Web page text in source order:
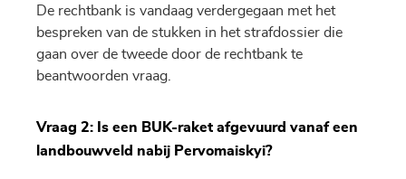
De rechtbank is vandaag verdergegaan met het
bespreken van de stukken in het strafdossier die
gaan over de tweede door de rechtbank te
beantwoorden vraag.
Vraag 2: Is een BUK-raket afgevuurd vanaf een
landbouwveld nabij Pervomaiskyi?